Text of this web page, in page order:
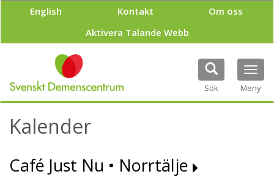
p
l
English Kontakt
Om oss
Aktivera Talande Webb
Sök Meny
Kalender
Café Just Nu • Norrtälje